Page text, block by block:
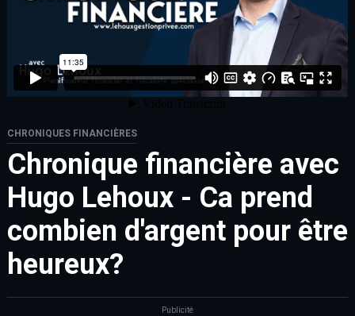
CHRONIQUES FINANCIÈRES
Chronique financière avec
Hugo Lehoux - Ca prend
combien d'argent pour être
heureux?
Publicité